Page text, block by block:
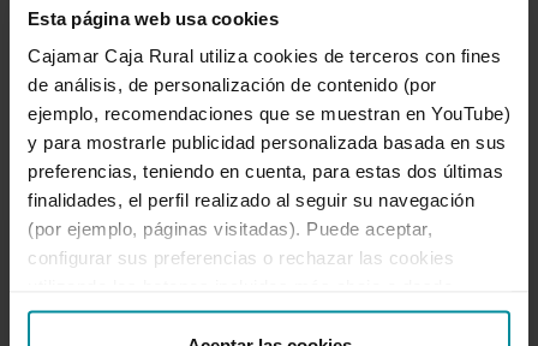
Esta página web usa cookies
Cajamar Caja Rural utiliza cookies de terceros con fines
de análisis, de personalización de contenido (por
ejemplo, recomendaciones que se muestran en YouTube)
y para mostrarle publicidad personalizada basada en sus
preferencias, teniendo en cuenta, para estas dos últimas
finalidades, el perfil realizado al seguir su navegación
(por ejemplo, páginas visitadas). Puede aceptar,
configurar sus preferencias o rechazar las cookies
“Detalles”. También puede obtener más información, así
de la teva banca electrònica o telefònica o
des del caixer més proper; i fa possible que
la persona que espera la recàrrega faci ús
dels diners gairebé de manera immediata.